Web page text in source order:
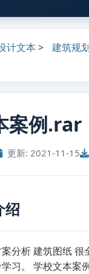
计文本 > 建筑规
案例.rar
更新: 2021-11-15
绍
分析 建筑图纸 很
习。 学校文本案